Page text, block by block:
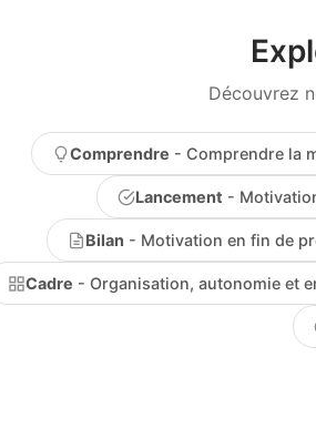
Découvrez
Comprendre - Comprendre la
Lancement -
Bilan - Motivation en fin de
Cadre - Organisation, autonomie et